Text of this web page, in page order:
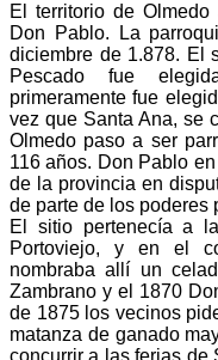
El territorio de
Don Pablo. La
diciembre de 1.878. El
Pescado fue
primeramente fue
vez que Santa Ana, se
Olmedo paso a ser
116 años. Don Pablo
de la provincia en
de parte de los poderes
El sitio pertenecía a
Portoviejo, y en el
nombraba allí un
Zambrano y el 1870
de 1875 los vecinos
matanza de ganado